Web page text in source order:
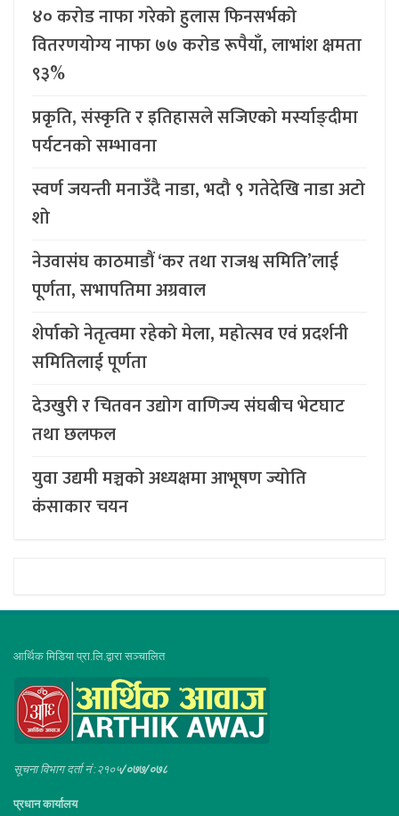
४० करोड नाफा गरेको हुलास फिनसर्भको
वितरणयोग्य नाफा ७७ करोड रूपैयाँ, लाभांश क्षमता
९३%
प्रकृति, संस्कृति र इतिहासले सजिएको मर्स्याङ्दीमा
पर्यटनको सम्भावना
स्वर्ण जयन्ती मनाउँदै नाडा, भदौ ९ गतेदेखि नाडा अटो
शो
नेउवासंघ काठमाडौं ‘कर तथा राजश्व समिति’लाई
पूर्णता, सभापतिमा अग्रवाल
शेर्पाको नेतृत्वमा रहेको मेला, महोत्सव एवं प्रदर्शनी
समितिलाई पूर्णता
देउखुरी र चितवन उद्योग वाणिज्य संघबीच भेटघाट
तथा छलफल
युवा उद्यमी मञ्चको अध्यक्षमा आभूषण ज्योति
कंसाकार चयन
आर्थिक मिडिया प्रा.लि.द्वारा सञ्चालित
सूचना विभाग दर्ता नं :२१०५/०७७/०७८
प्रधान कार्यालय